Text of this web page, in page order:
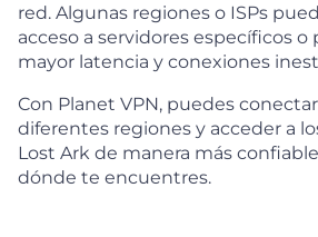
red. Algunas regiones o ISPs
acceso a servidores específicos o
mayor latencia y conexiones
Con Planet VPN, puedes
diferentes regiones y acceder a
Lost Ark de manera más
dónde te encuentres.